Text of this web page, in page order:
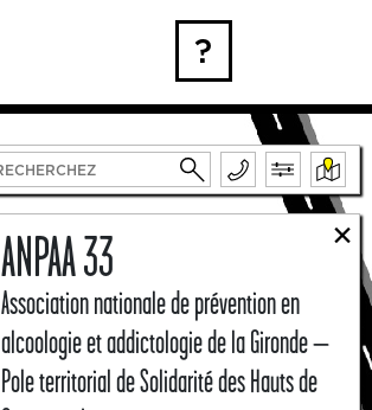
?
×
ANPAA 33
Association nationale de prévention en
alcoologie et addictologie de la Gironde –
Pole territorial de Solidarité des Hauts de